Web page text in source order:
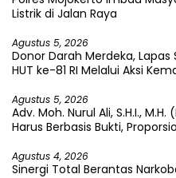
Listrik di Jalan Raya
Agustus 5, 2026
Donor Darah Merdeka,
HUT ke-81 RI Melalui Aksi
Agustus 5, 2026
Adv. Moh. Nurul Ali, S.H.I.,
Harus Berbasis Bukti,
Agustus 4, 2026
Sinergi Total Berantas